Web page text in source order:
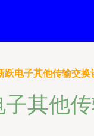
跃电子其他传输交换
其他